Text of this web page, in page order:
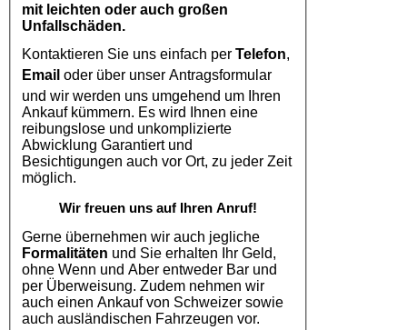
mit leichten oder auch großen
Unfallschäden.
Kontaktieren Sie uns einfach per Telefon,
Email oder über unser Antragsformular
und wir werden uns umgehend um Ihren
Ankauf kümmern. Es wird Ihnen eine
reibungslose und unkomplizierte
Abwicklung Garantiert und
Besichtigungen auch vor Ort, zu jeder Zeit
möglich.
Wir freuen uns auf Ihren Anruf!
Gerne übernehmen wir auch jegliche
Formalitäten und Sie erhalten Ihr Geld,
ohne Wenn und Aber entweder Bar und
per Überweisung. Zudem nehmen wir
auch einen Ankauf von Schweizer sowie
auch ausländischen Fahrzeugen vor.